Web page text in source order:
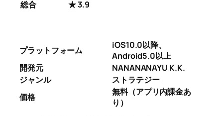
総合
★ 3.9
プラットフォーム
iOS10.0以降、
Android5.0以上
開発元
NANANANAYU K.K.
ジャンル
ストラテジー
価格
無料（アプリ内課金あ
り）